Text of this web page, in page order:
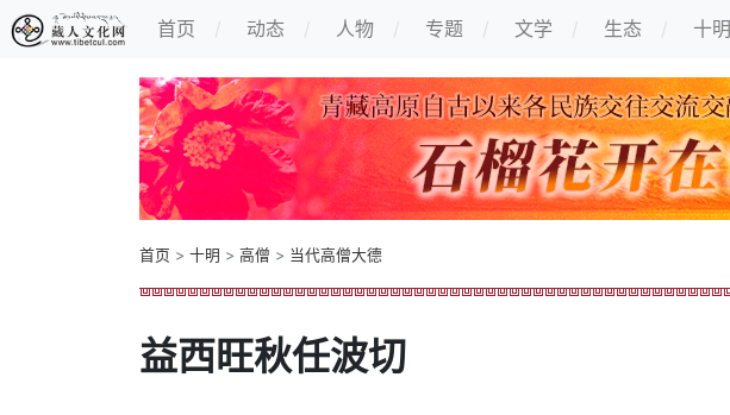
首页 动态 人物 专题 文学 生态 十明
首页 > 十明 > 高僧 > 当代高僧大德
益西旺秋任波切